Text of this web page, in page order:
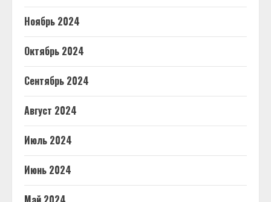
Ноябрь 2024
Октябрь 2024
Сентябрь 2024
Август 2024
Июль 2024
Июнь 2024